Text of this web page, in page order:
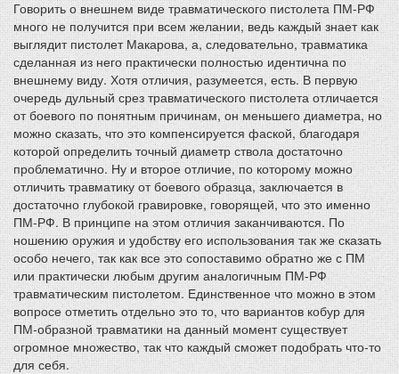
Говорить о внешнем виде травматического пистолета ПМ-РФ
много не получится при всем желании, ведь каждый знает как
выглядит пистолет Макарова, а, следовательно, травматика
сделанная из него практически полностью идентична по
внешнему виду. Хотя отличия, разумеется, есть. В первую
очередь дульный срез травматического пистолета отличается
от боевого по понятным причинам, он меньшего диаметра, но
можно сказать, что это компенсируется фаской, благодаря
которой определить точный диаметр ствола достаточно
проблематично. Ну и второе отличие, по которому можно
отличить травматику от боевого образца, заключается в
достаточно глубокой гравировке, говорящей, что это именно
ПМ-РФ. В принципе на этом отличия заканчиваются. По
ношению оружия и удобству его использования так же сказать
особо нечего, так как все это сопоставимо обратно же с ПМ
или практически любым другим аналогичным ПМ-РФ
травматическим пистолетом. Единственное что можно в этом
вопросе отметить отдельно это то, что вариантов кобур для
ПМ-образной травматики на данный момент существует
огромное множество, так что каждый сможет подобрать что-то
для себя.